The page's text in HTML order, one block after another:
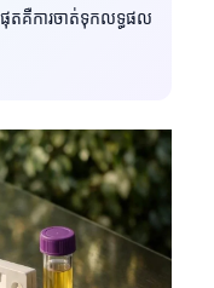
ការចាត់ទុកលទ្ធផល